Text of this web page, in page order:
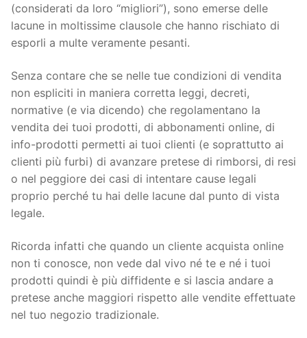
(considerati da loro “migliori”), sono emerse delle
lacune in moltissime clausole che hanno rischiato di
esporli a multe veramente pesanti.
Senza contare che se nelle tue condizioni di vendita
non espliciti in maniera corretta leggi, decreti,
normative (e via dicendo) che regolamentano la
vendita dei tuoi prodotti, di abbonamenti online, di
info-prodotti permetti ai tuoi clienti (e soprattutto ai
clienti più furbi) di avanzare pretese di rimborsi, di resi
o nel peggiore dei casi di intentare cause legali
proprio perché tu hai delle lacune dal punto di vista
legale.
Ricorda infatti che quando un cliente acquista online
non ti conosce, non vede dal vivo né te e né i tuoi
prodotti quindi è più diffidente e si lascia andare a
pretese anche maggiori rispetto alle vendite effettuate
nel tuo negozio tradizionale.